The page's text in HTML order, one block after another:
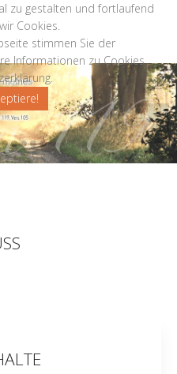
›
zu gestalten und fortlaufend
Cookies.
stimmen Sie der
Informationen zu Cookies